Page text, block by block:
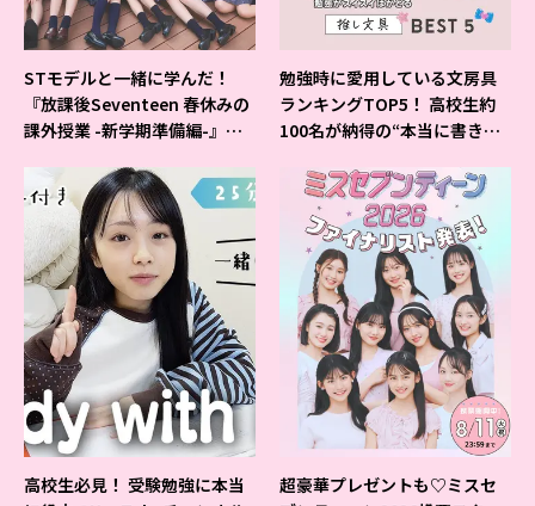
STモデルと一緒に学んだ！
『放課後Seventeen 春休みの
課外授業 -新学期準備編-』イ
勉強時に愛用している文房具
ランキングTOP5！ 高校生約
100名が納得の“本当に書きや
高校生必見！ 受験勉強に本当
超豪華プレゼントも♡ミスセ